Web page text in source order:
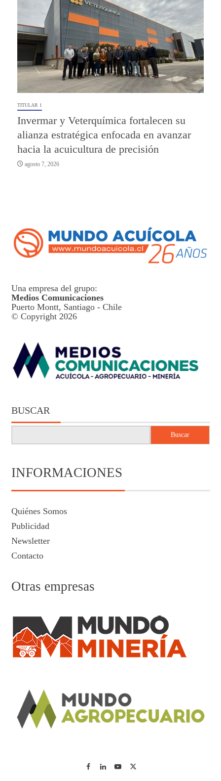
TITULAR 1
Invermar y Veterquímica fortalecen su
alianza estratégica enfocada en avanzar
hacia la acuicultura de precisión
agosto 7, 2026
Una empresa del grupo:
Medios Comunicaciones
Puerto Montt, Santiago - Chile
© Copyright 2026
BUSCAR
Buscar
INFORMACIONES
Quiénes Somos
Publicidad
Newsletter
Contacto
Otras empresas